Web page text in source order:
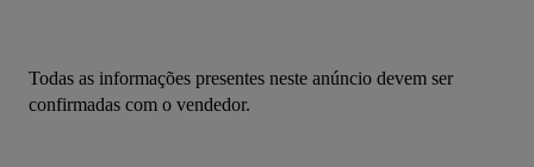
Todas as informações presentes neste anúncio devem ser
confirmadas com o vendedor.